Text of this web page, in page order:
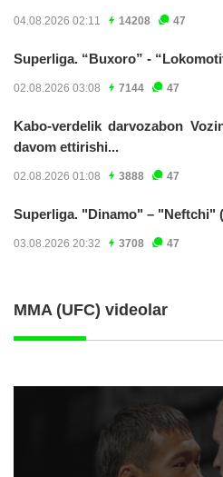
04.08.2026 02:11 14208 47
Superliga. “Buxoro” -
02.08.2026 03:08 7144 47
Kabo-verdelik darvozabon
davom ettirishi...
02.08.2026 01:08 3888 47
Superliga. "Dinamo" – "Neftchi"
03.08.2026 20:32 3708 47
MMA (UFC) videolar